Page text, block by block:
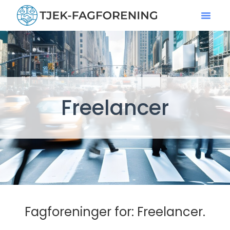
Freelancer
Fagforeninger for: Freelancer.